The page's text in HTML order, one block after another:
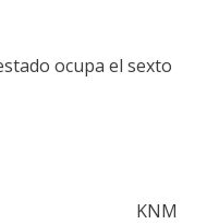
ocupa el sexto
KNM